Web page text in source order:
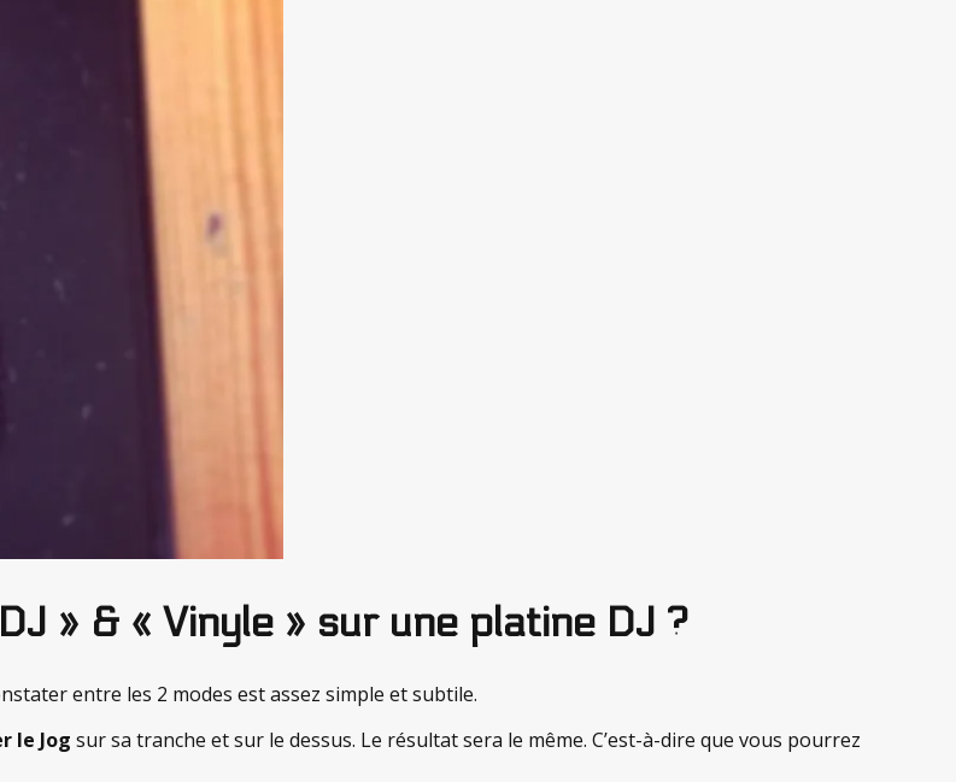
» & « Vinyle » sur une platine DJ ?
entre les 2 modes est assez simple et subtile.
le Jog sur sa tranche et sur le dessus. Le résultat sera le même. C’est-à-dire que vous pourrez